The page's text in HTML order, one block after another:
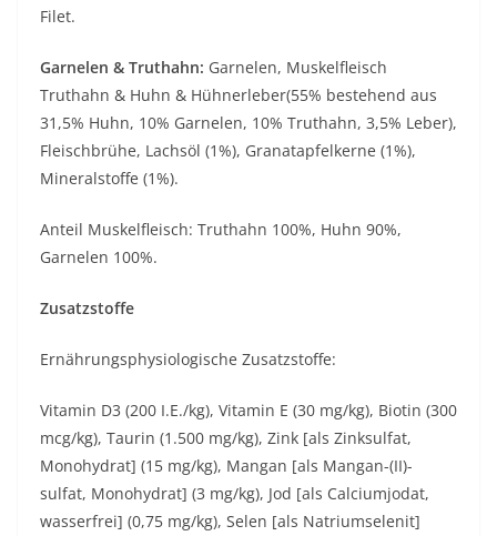
Filet.
Garnelen & Truthahn: Garnelen, Muskelfleisch
Truthahn & Huhn & Hühnerleber(55% bestehend aus
31,5% Huhn, 10% Garnelen, 10% Truthahn, 3,5% Leber),
Fleischbrühe, Lachsöl (1%), Granatapfelkerne (1%),
Mineralstoffe (1%).
Anteil Muskelfleisch: Truthahn 100%, Huhn 90%,
Garnelen 100%.
Zusatzstoffe
Ernährungsphysiologische Zusatzstoffe:
Vitamin D3 (200 I.E./kg), Vitamin E (30 mg/kg), Biotin (300
mcg/kg), Taurin (1.500 mg/kg), Zink [als Zinksulfat,
Monohydrat] (15 mg/kg), Mangan [als Mangan-(II)-
sulfat, Monohydrat] (3 mg/kg), Jod [als Calciumjodat,
wasserfrei] (0,75 mg/kg), Selen [als Natriumselenit]